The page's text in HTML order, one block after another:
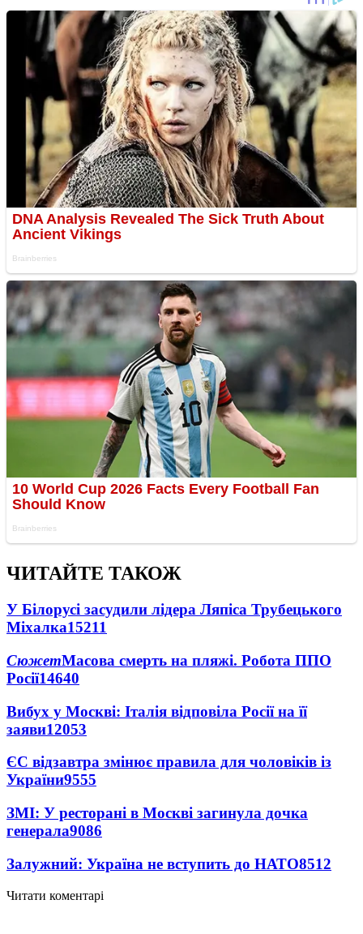
ЧИТАЙТЕ ТАКОЖ
У Білорусі засудили лідера Ляпіса Трубецького
Міхалка15211
СюжетМасова смерть на пляжі. Робота ППО
Росії14640
Вибух у Москві: Італія відповіла Росії на її
заяви12053
ЄС відзавтра змінює правила для чоловіків із
України9555
ЗМІ: У ресторані в Москві загинула дочка
генерала9086
Залужний: Україна не вступить до НАТО8512
Читати коментарі